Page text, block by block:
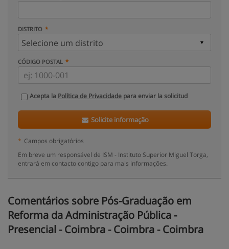
DISTRITO
CÓDIGO POSTAL
Acepta la Política de Privacidade para enviar la solicitud
Solicite informação
* Campos obrigatórios
Em breve um responsável de ISM - Instituto Superior Miguel Torga,
entrará em contacto contigo para mais informações.
Comentários sobre Pós-Graduação em
Reforma da Administração Pública -
Presencial - Coimbra - Coimbra - Coimbra